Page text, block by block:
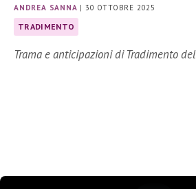
ANDREA SANNA |30 OTTOBRE 2025
TRADIMENTO
Trama e anticipazioni di Tradimento